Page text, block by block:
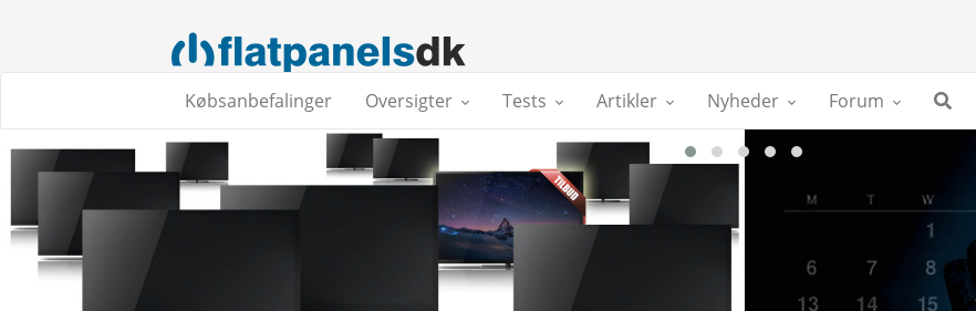
Købsanbefalinger Oversigter Tests Artikler Nyheder Forum